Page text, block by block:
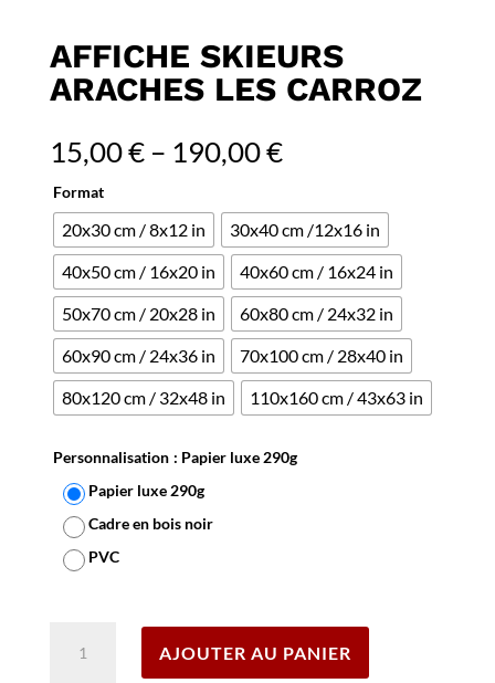
AFFICHE SKIEURS
ARACHES LES CARROZ
15,00€– 190,00€
Format
20x30 cm / 8x12 in
30x40 cm /12x16 in
40x50 cm / 16x20 in
40x60 cm / 16x24 in
50x70 cm / 20x28 in
60x80 cm / 24x32 in
60x90 cm / 24x36 in
70x100 cm / 28x40 in
80x120 cm / 32x48 in
110x160 cm / 43x63 in
Personnalisation : Papier luxe 290g
Papier luxe 290g
Cadre en bois noir
PVC
AJOUTER AU PANIER